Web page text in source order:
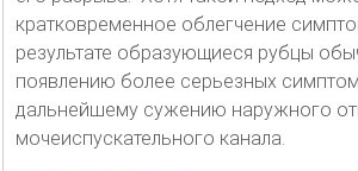
кратковременное облегчение
результате образующиеся рубцы
появлению более серьезных
дальнейшему сужению наружного
мочеиспускательного канала.